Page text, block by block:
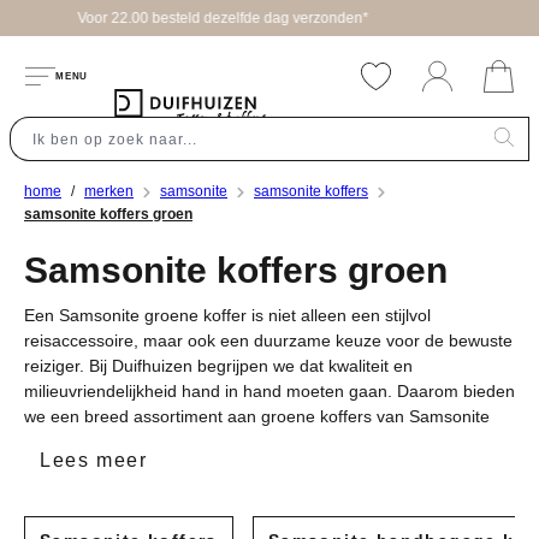
MENU
home merken samsonite
samsonite koffers
samsonite koffers groen
Samsonite koffers groen
Een Samsonite groene koffer is niet alleen een stijlvol
reisaccessoire, maar ook een duurzame keuze voor de bewuste
reiziger. Bij Duifhuizen begrijpen we dat kwaliteit en
milieuvriendelijkheid hand in hand moeten gaan. Daarom bieden
we een breed assortiment aan groene koffers van Samsonite
gemaakt van sterke, duurzame materialen die lang meegaan,
Lees meer